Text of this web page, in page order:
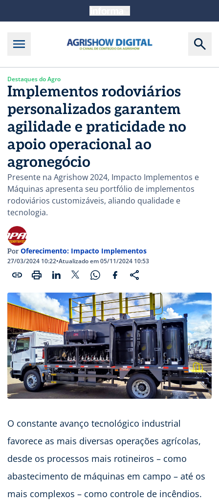
Destaques do Agro
Implementos rodoviários
personalizados garantem
agilidade e praticidade no
apoio operacional ao
agronegócio
Presente na Agrishow 2024, Impacto Implementos e
Máquinas apresenta seu portfólio de implementos
rodoviários customizáveis, aliando qualidade e
tecnologia.
Por Oferecimento: Impacto Implementos
27/03/2024 10:22•Atualizado em 05/11/2024 10:53
O constante avanço tecnológico industrial
favorece as mais diversas operações agrícolas,
desde os processos mais rotineiros – como
abastecimento de máquinas em campo – até os
mais complexos – como controle de incêndios.